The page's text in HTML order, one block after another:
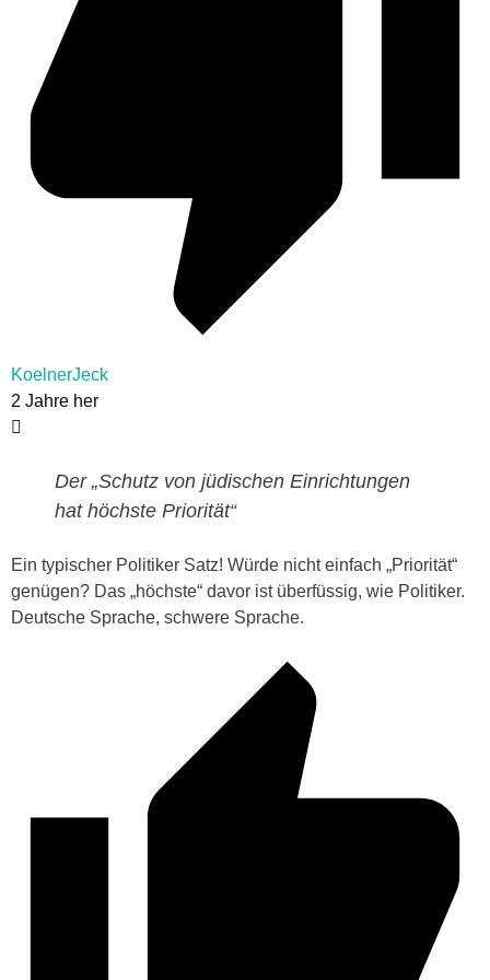
KoelnerJeck
2 Jahre her
Der „Schutz von jüdischen Einrichtungen
hat höchste Priorität“
Ein typischer Politiker Satz! Würde nicht einfach „Priorität“
genügen? Das „höchste“ davor ist überfüssig, wie Politiker.
Deutsche Sprache, schwere Sprache.